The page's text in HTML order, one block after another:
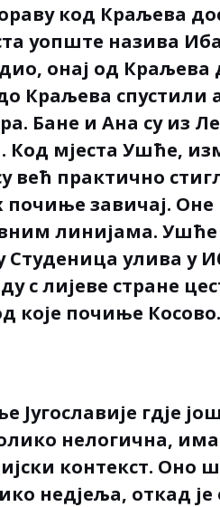
код Краљева
уопште назива
онај од Краљева
Краљева спустили
Бане и Ана су из
Код мјеста Ушће,
већ практично
завичај. Оне
линијама. Ушће
Студеница улива у
с лијеве стране
које почиње
гдје
нелогична,
контекст.
недјеља, откад је